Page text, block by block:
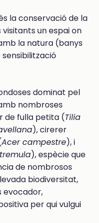
la conservació de la
un espai on
la natura (banys
sensibilització
dominat pel
nombroses
de fulla petita (Tilia
), cirerer
Acer campestre), i
), espècie que
de nombrosos
biodiversitat,
evocador,
per qui vulgui